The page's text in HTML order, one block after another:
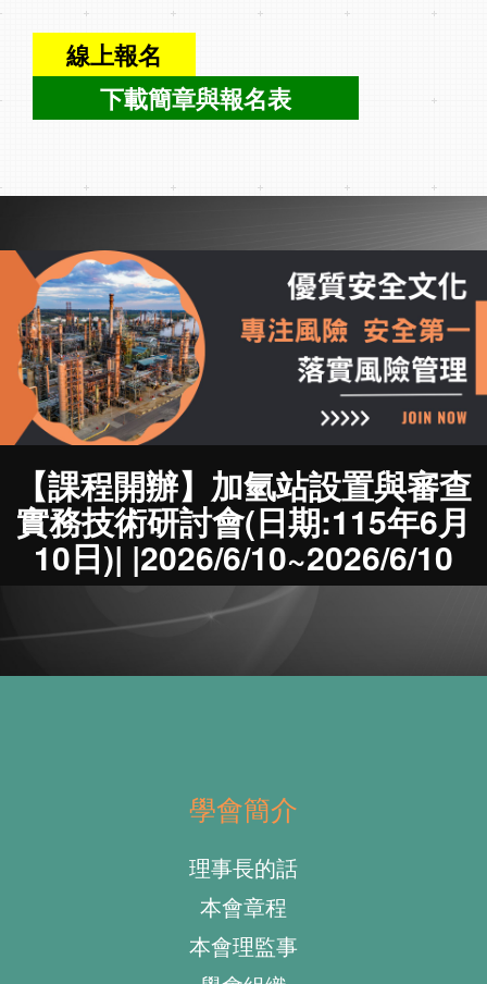
【課程開辦】加氫站設置與審查
實務技術研討會(日期:115年6月
10日)| |2026/6/10~2026/6/10
學會簡介
理事長的話
本會章程
本會理監事